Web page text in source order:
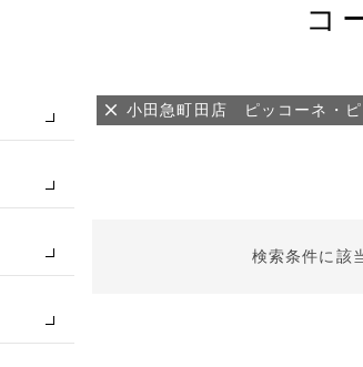
コ
小田急町田店 ピッコーネ・
検索条件に該